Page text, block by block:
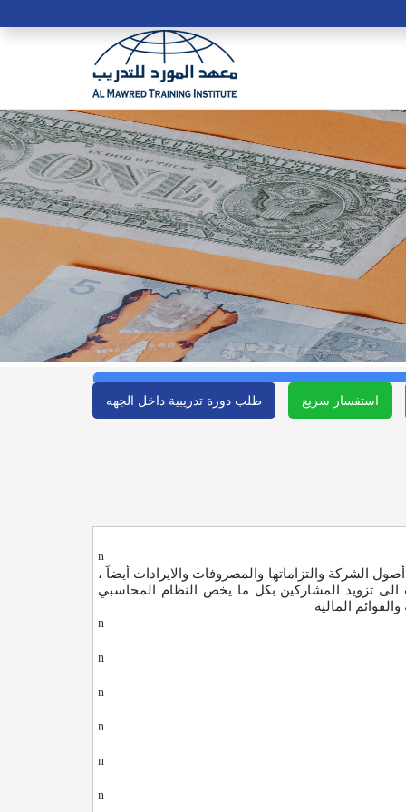
طلب دورة تدريبية داخل الجهه استفسار سريع
n
الشركة والتزاماتها والمصروفات والايرادات أيضاً ،
الى تزويد المشاركين بكل ما يخص النظام المحاسبي
المالية
n
n
n
n
n
n